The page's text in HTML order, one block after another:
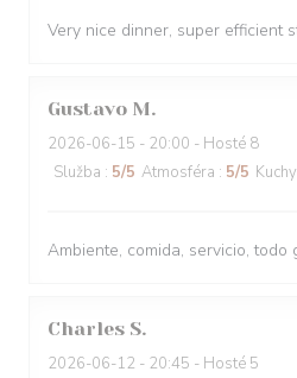
Very nice dinner, super efficient
Gustavo M
2026-06-15 - 20:00 - Hosté 8
Služba : 5/5 Atmosféra : 5/5
Ambiente, comida, servicio, todo
Charles S
2026-06-12 - 20:45 - Hosté 5